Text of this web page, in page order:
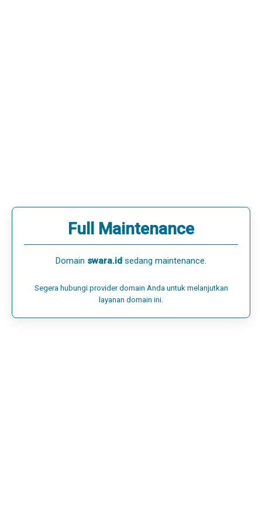
Full Maintenance
Domain swara.id sedang maintenance.
Segera hubungi provider domain Anda untuk melanjutkan
layanan domain ini.